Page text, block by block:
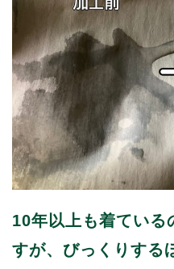
10年以上も着ている
すが、びっくりする